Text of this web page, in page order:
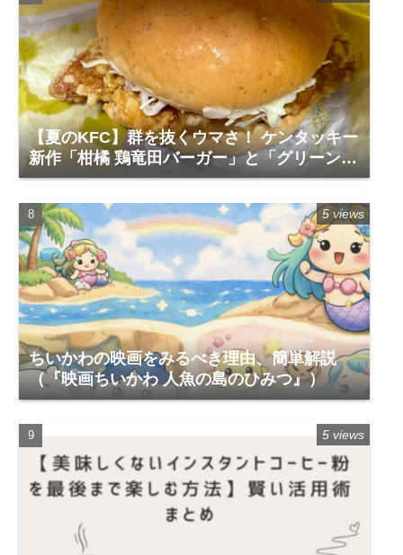
【夏のKFC】群を抜くウマさ！ ケンタッキー
新作「柑橘 鶏竜田バーガー」と「グリーンホ
ットチキン」で夏を食らう
ちいかわの映画をみるべき理由、簡単解説
（『映画ちいかわ 人魚の島のひみつ』）
5 views
5 views